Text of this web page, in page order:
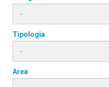
Tipologia
Area